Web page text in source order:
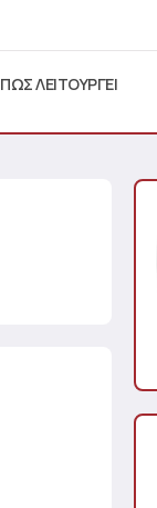
ΠΩΣ ΛΕΙΤΟΥΡΓΕΙ